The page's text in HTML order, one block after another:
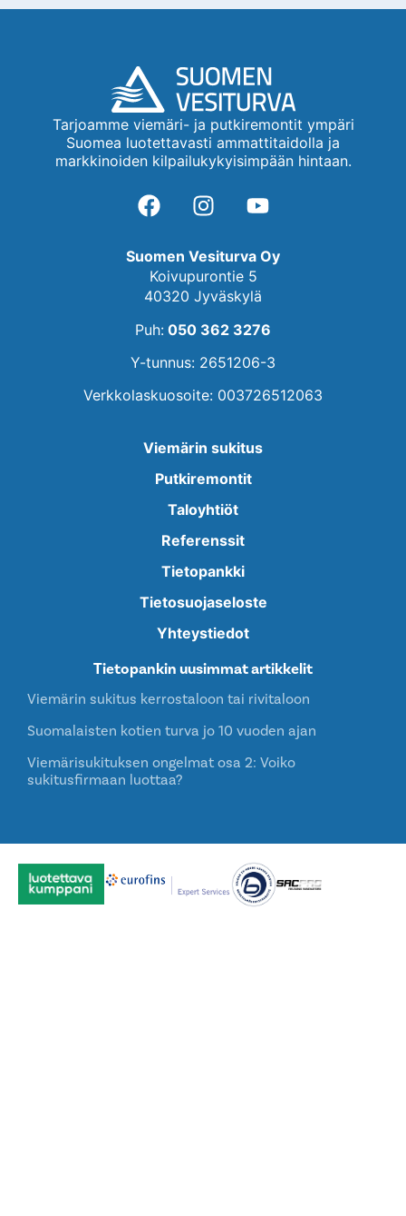
Tarjoamme viemäri- ja putkiremontit ympäri
Suomea luotettavasti ammattitaidolla ja
markkinoiden kilpailukykyisimpään hintaan.
Suomen Vesiturva Oy
Koivupurontie 5
40320 Jyväskylä
Puh: 050 362 3276
Y-tunnus: 2651206-3
Verkkolaskuosoite: 003726512063
Viemärin sukitus
Putkiremontit
Taloyhtiöt
Referenssit
Tietopankki
Tietosuojaseloste
Yhteystiedot
Tietopankin uusimmat artikkelit
Viemärin sukitus kerrostaloon tai rivitaloon
Suomalaisten kotien turva jo 10 vuoden ajan
Viemärisukituksen ongelmat osa 2: Voiko
sukitusfirmaan luottaa?